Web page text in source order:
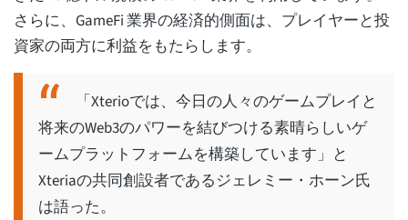
さらに、GameFi 業界の経済的側面は、プレイヤーと投
資家の両方に利益をもたらします。
「Xterioでは、今日の人々のゲームプレイと
将来のWeb3のパワーを結びつける素晴らしいゲ
ームプラットフォームを構築しています」と
Xteriaの共同創設者であるジェレミー・ホーン氏
は語った。